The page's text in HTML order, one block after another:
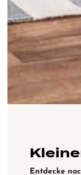
Entdecke